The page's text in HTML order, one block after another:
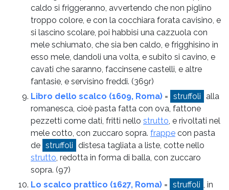
caldo si friggeranno, avvertendo che non piglino
troppo colore, e con la cocchiara forata cavisino, e
si lascino scolare, poi habbisi una cazzuola con
mele schiumato, che sia ben caldo, e frigghisino in
esso mele, dandoli una volta, e subito si cavino, e
cavati che saranno, faccinsene castelli, e altre
fantasie, e servisino freddi. (369r)
Libro dello scalco (1609, Roma) = struffoli
alla
romanesca, cioè pasta fatta con ova, fattone
pezzetti come dati, fritti nello strutto, e rivoltati nel
mele cotto, con zuccaro sopra. frappe con pasta
de struffoli distesa tagliata a liste, cotte nello
strutto, redotta in forma di balla, con zuccaro
sopra. (97)
Lo scalco prattico (1627, Roma) = struffoli , in